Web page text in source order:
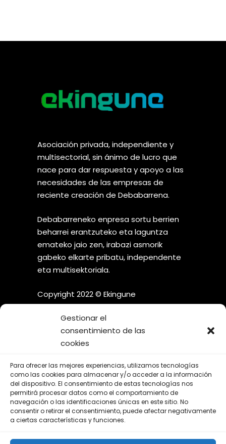
Gestionar el
consentimiento de las
cookies
Para ofrecer las mejores experiencias, utilizamos tecnologías
como las cookies para almacenar y/o acceder a la información
del dispositivo. El consentimiento de estas tecnologías nos
permitirá procesar datos como el comportamiento de
navegación o las identificaciones únicas en este sitio. No
consentir o retirar el consentimiento, puede afectar negativamente
a ciertas características y funciones.
Asociación privada, independiente y
multisectorial, sin ánimo de lucro que
nace para dar respuesta y apoyo a las
necesidades de las empresas de
reciente creación de Debabarrena.
Debabarreneko enpresa sortu berrien
beharrei erantzuteko eta laguntza
emateko jaio zen, irabazi asmorik
gabeko elkarte pribatu, independente
eta multisektoriala.
Copyright 2022 © Ekingune
¡SÍGUENOS EN LAS REDES
SOCIALES!
Aviso Legal